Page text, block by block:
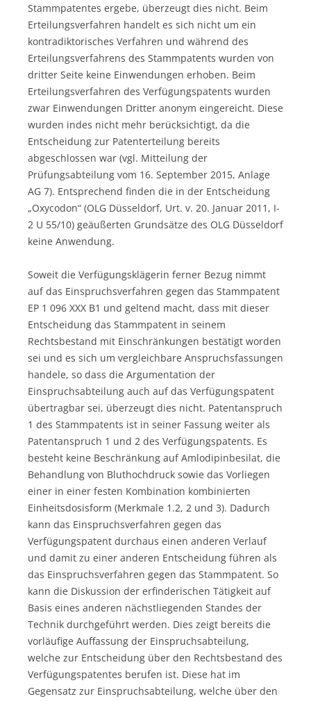
Stammpatentes ergebe, überzeugt dies nicht. Beim
Erteilungsverfahren handelt es sich nicht um ein
kontradiktorisches Verfahren und während des
Erteilungsverfahrens des Stammpatents wurden von
dritter Seite keine Einwendungen erhoben. Beim
Erteilungsverfahren des Verfügungspatents wurden
zwar Einwendungen Dritter anonym eingereicht. Diese
wurden indes nicht mehr berücksichtigt, da die
Entscheidung zur Patenterteilung bereits
abgeschlossen war (vgl. Mitteilung der
Prüfungsabteilung vom 16. September 2015, Anlage
AG 7). Entsprechend finden die in der Entscheidung
„Oxycodon“ (OLG Düsseldorf, Urt. v. 20. Januar 2011, I-
2 U 55/10) geäußerten Grundsätze des OLG Düsseldorf
keine Anwendung.
Soweit die Verfügungsklägerin ferner Bezug nimmt
auf das Einspruchsverfahren gegen das Stammpatent
EP 1 096 XXX B1 und geltend macht, dass mit dieser
Entscheidung das Stammpatent in seinem
Rechtsbestand mit Einschränkungen bestätigt worden
sei und es sich um vergleichbare Anspruchsfassungen
handele, so dass die Argumentation der
Einspruchsabteilung auch auf das Verfügungspatent
übertragbar sei, überzeugt dies nicht. Patentanspruch
1 des Stammpatents ist in seiner Fassung weiter als
Patentanspruch 1 und 2 des Verfügungspatents. Es
besteht keine Beschränkung auf Amlodipinbesilat, die
Behandlung von Bluthochdruck sowie das Vorliegen
einer in einer festen Kombination kombinierten
Einheitsdosisform (Merkmale 1.2, 2 und 3). Dadurch
kann das Einspruchsverfahren gegen das
Verfügungspatent durchaus einen anderen Verlauf
und damit zu einer anderen Entscheidung führen als
das Einspruchsverfahren gegen das Stammpatent. So
kann die Diskussion der erfinderischen Tätigkeit auf
Basis eines anderen nächstliegenden Standes der
Technik durchgeführt werden. Dies zeigt bereits die
vorläufige Auffassung der Einspruchsabteilung,
welche zur Entscheidung über den Rechtsbestand des
Verfügungspatentes berufen ist. Diese hat im
Gegensatz zur Einspruchsabteilung, welche über den